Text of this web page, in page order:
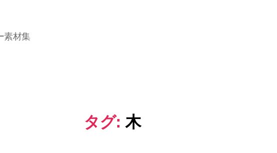
素材集
タグ: 木